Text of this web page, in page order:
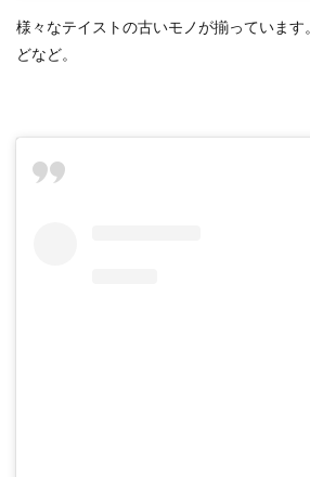
様々なテイストの古いモノが揃っていま
どなど。